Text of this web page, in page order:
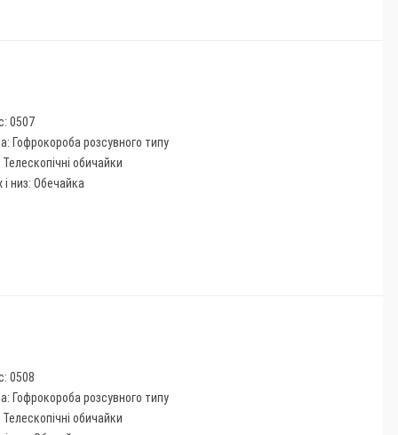
0507
Гофрокороба розсувного типу
обичайки
і низ: Обечайка
0508
Гофрокороба розсувного типу
обичайки